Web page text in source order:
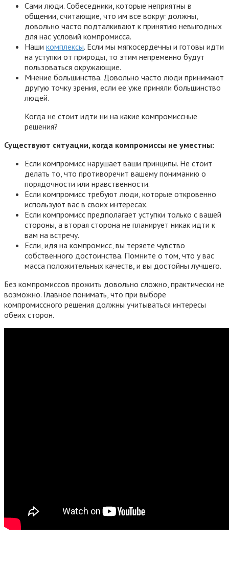
Сами люди. Собеседники, которые неприятны в
общении, считающие, что им все вокруг должны,
довольно часто подталкивают к принятию невыгодных
для нас условий компромисса.
Наши комплексы. Если мы мягкосердечны и готовы идти
на уступки от природы, то этим непременно будут
пользоваться окружающие.
Мнение большинства. Довольно часто люди принимают
другую точку зрения, если ее уже приняли большинство
людей.
Когда не стоит идти ни на какие компромиссные
решения?
Существуют ситуации, когда компромиссы не уместны:
Если компромисс нарушает ваши принципы. Не стоит
делать то, что противоречит вашему пониманию о
порядочности или нравственности.
Если компромисс требуют люди, которые откровенно
используют вас в своих интересах.
Если компромисс предполагает уступки только с вашей
стороны, а вторая сторона не планирует никак идти к
вам на встречу.
Если, идя на компромисс, вы теряете чувство
собственного достоинства. Помните о том, что у вас
масса положительных качеств, и вы достойны лучшего.
Без компромиссов прожить довольно сложно, практически не
возможно. Главное понимать, что при выборе
компромиссного решения должны учитываться интересы
обеих сторон.